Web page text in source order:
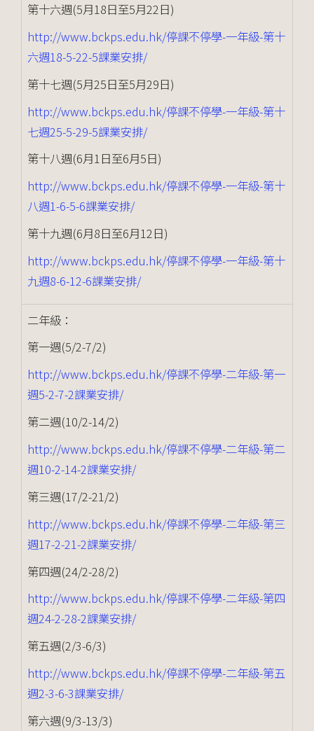
第十六週(5月18日至5月22日)
http://www.bckps.edu.hk/停課不停學-一年級-第十
六週18-5-22-5課業安排/
第十七週(5月25日至5月29日)
http://www.bckps.edu.hk/停課不停學-一年級-第十
七週25-5-29-5課業安排/
第十八週(6月1日至6月5日)
http://www.bckps.edu.hk/停課不停學-一年級-第十
八週1-6-5-6課業安排/
第十九週(6月8日至6月12日)
http://www.bckps.edu.hk/停課不停學-一年級-第十
九週8-6-12-6課業安排/
二年級：
第一週(5/2-7/2)
http://www.bckps.edu.hk/停課不停學-二年級-第一
週5-2-7-2課業安排/
第二週(10/2-14/2)
http://www.bckps.edu.hk/停課不停學-二年級-第二
週10-2-14-2課業安排/
第三週(17/2-21/2)
http://www.bckps.edu.hk/停課不停學-二年級-第三
週17-2-21-2課業安排/
第四週(24/2-28/2)
http://www.bckps.edu.hk/停課不停學-二年級-第四
週24-2-28-2課業安排/
第五週(2/3-6/3)
http://www.bckps.edu.hk/停課不停學-二年級-第五
週2-3-6-3課業安排/
第六週(9/3-13/3)